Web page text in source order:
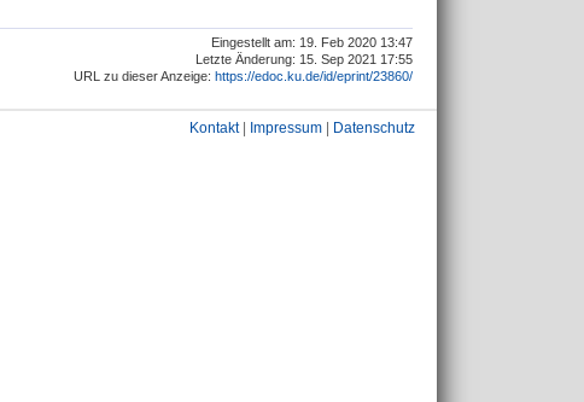
Eingestellt am: 19. Feb 2020 13:47
Letzte Änderung: 15. Sep 2021 17:55
URL zu dieser Anzeige: https://edoc.ku.de/id/eprint/23860/
Kontakt| Impressum Datenschutz